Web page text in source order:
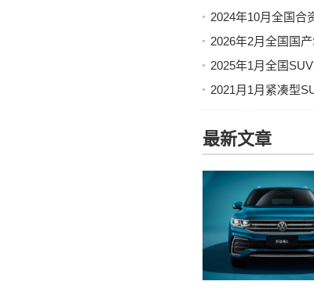
2024年10月全国合
2026年2月全国国
2025年1月全国
2021月1月紧凑型
最新文章